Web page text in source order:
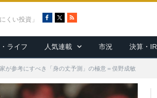
くい投資」
c
e
b
o
k
R
S
ライフ 人気連載 市況 決算・IR
が参考にすべき「身の丈予測」の極意＝俣野成敏